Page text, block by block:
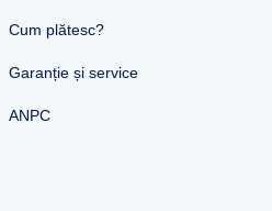
Cum plătesc?
Garanție și service
ANPC